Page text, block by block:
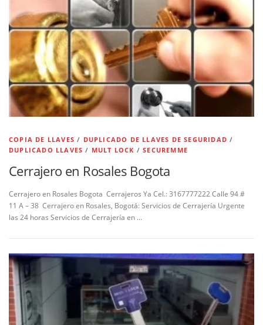
COPIA DE LLAVES / DUPLICADO DE LLAVES DE SEGURIDAD /
DUPLICADO LLAVES / MULT LOCK /SECUREMME
Cerrajero en Rosales Bogota
Cerrajero en Rosales Bogota Cerrajeros Ya Cel.: 3167777222 Calle 94 #
11 A – 38 Cerrajero en Rosales, Bogotá: Servicios de Cerrajería Urgente
las 24 horas Servicios de Cerrajería en …